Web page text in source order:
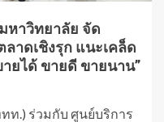
หาวิทยาลัย จัด
าดเชิงรุก แนะเคล็ด
ยได้ ขายดี ขายนาน”
ท.) ร่วมกับ ศูนย์บริการ